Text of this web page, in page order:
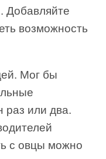
Добавляйте
возможность
Мог бы
раз или два.
с овцы можно